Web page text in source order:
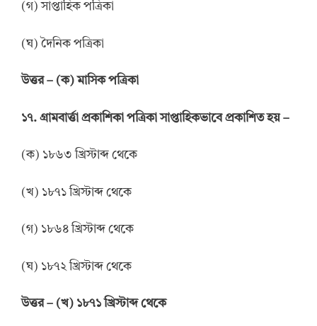
(গ) সাপ্তাহিক পত্রিকা
(ঘ) দৈনিক পত্রিকা
উত্তর– (ক) মাসিক পত্রিকা
১৭. গ্রামবার্ত্তা প্রকাশিকা পত্রিকা সাপ্তাহিকভাবে প্রকাশিত হয় –
(ক) ১৮৬৩ খ্রিস্টাব্দ থেকে
(খ) ১৮৭১ খ্রিস্টাব্দ থেকে
(গ) ১৮৬৪ খ্রিস্টাব্দ থেকে
(ঘ) ১৮৭২ খ্রিস্টাব্দ থেকে
উত্তর– (খ) ১৮৭১ খ্রিস্টাব্দ থেকে